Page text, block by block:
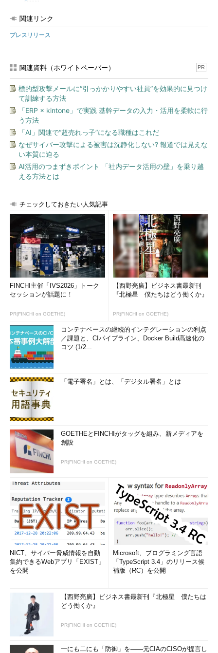
関連リンク
プレスリリース
関連資料（ホワイトペーパー） PR
標的型攻撃メールに“引っかかりやすい社員”を効果的に見つけ
て訓練する方法
「ERP × kintone」で実践 基幹データの入力・活用を柔軟に行
う方法
「AI」関連で“超売れっ子”になる職種はこれだ
なぜサイバー攻撃による被害は沈静化しない? 報道では見えな
い本質に迫る
AI活用のつまずきポイント 「社内データ活用の壁」を乗り越
える方法とは
チェックしておきたい人気記事
FINCHI主催「IVS2026」トーク
セッションが話題に！
PR(FINCHI on GOETHE)
【西野亮廣】ビジネス書最新刊
『北極星 僕たちはどう働くか』
PR(FINCHI on GOETHE)
コンテナベースの継続的インテグレーションの利点
／課題と、CIパイプライン、Docker Build高速化の
コツ (1/2...
「電子署名」とは、「デジタル署名」とは
GOETHEとFINCHIがタッグを組み、新メディアを
創設
PR(FINCHI on GOETHE)
NICT、サイバー脅威情報を自動
集約できるWebアプリ「EXIST」
を公開
Microsoft、プログラミング言語
「TypeScript 3.4」のリリース候
補版（RC）を公開
【西野亮廣】ビジネス書最新刊『北極星 僕たちは
どう働くか』
PR(FINCHI on GOETHE)
一にも二にも「防御」を――元CIAのCISOが提言し